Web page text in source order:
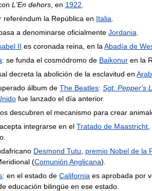
L 'En dehors en 1922
referéndum la República en Italia
a denominarse oficialmente Jordania
II es coronada reina en la Abadía de
: se funda el cosmódromo de Baikonur en la
decreta la abolición de la esclavitud en
álbum de The Beatles: Sgt. Pepper's
fue lanzado el día anterior.
descubren el mecanismo para crear
acepta integrarse en el Tratado de Maastricht
Desmond Tutu premio Nobel de la
(Comunión Anglicana).
: en el estado de California es aprobada por
educación bilingüe en ese estado